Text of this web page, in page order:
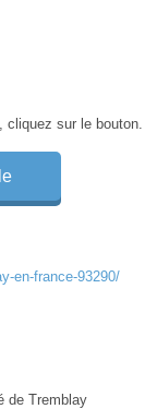
cliquez sur le bouton.
en-france-93290/
de Tremblay